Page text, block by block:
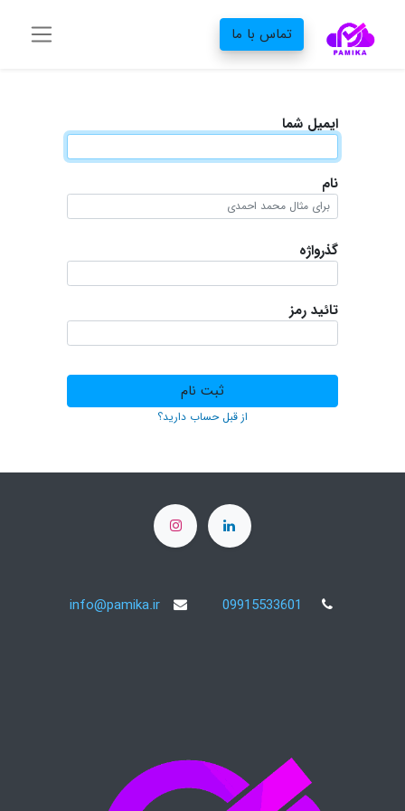
تماس با ما
ایمیل شما
نام
گذرواژه
تائید رمز
ثبت نام
از قبل حساب دارید؟
09915533601
info@pamika.ir